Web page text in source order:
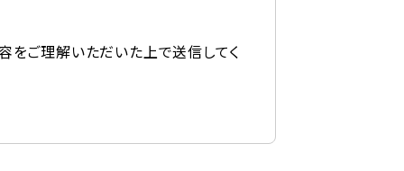
をご理解いただいた上で送信してく